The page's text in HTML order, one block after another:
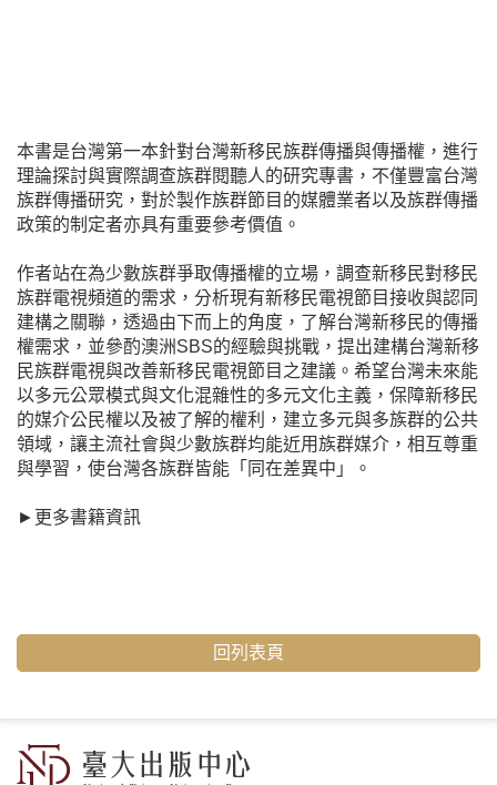
本書是台灣第一本針對台灣新移民族群傳播與傳播權，進行
理論探討與實際調查族群閱聽人的研究專書，不僅豐富台灣
族群傳播研究，對於製作族群節目的媒體業者以及族群傳播
政策的制定者亦具有重要參考價值。
作者站在為少數族群爭取傳播權的立場，調查新移民對移民
族群電視頻道的需求，分析現有新移民電視節目接收與認同
建構之關聯，透過由下而上的角度，了解台灣新移民的傳播
權需求，並參酌澳洲SBS的經驗與挑戰，提出建構台灣新移
民族群電視與改善新移民電視節目之建議。希望台灣未來能
以多元公眾模式與文化混雜性的多元文化主義，保障新移民
的媒介公民權以及被了解的權利，建立多元與多族群的公共
領域，讓主流社會與少數族群均能近用族群媒介，相互尊重
與學習，使台灣各族群皆能「同在差異中」。
► 更多書籍資訊
回列表頁